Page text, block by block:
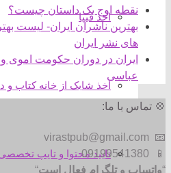
اخذ فیپا
اخذ شابک از خانه کتاب
تایید محتوا و تایپ
نقطه اوج یک داستان چیست؟
بهترین ناشران ایران- لیست
های نشر ایران
ایران در دوران حکومت اموی و
عباسی
💠 تماس با ما:
📧 virastpub@gmail.com
📱 09199541380
“واتساپ و تلگرام فعال است“